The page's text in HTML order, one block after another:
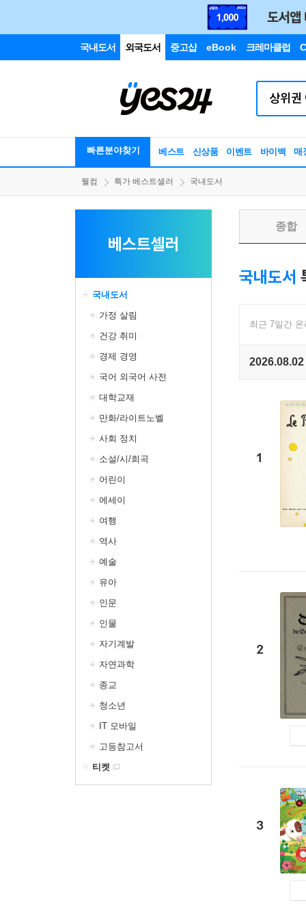
국내도서 외국도서 중고샵 eBook 크레마클럽
빠른분야찾기 베스트 신상품 이벤트 바이백 매
웰컴 특가 베스트셀러 국내도서
베스트셀러
국내도서
가정 살림
건강 취미
경제 경영
국어 외국어 사전
대학교재
만화/라이트노벨
사회 정치
소설/시/희곡
어린이
에세이
여행
역사
예술
유아
인문
인물
자기계발
자연과학
종교
청소년
IT 모바일
고등참고서
티켓
종합
국내도서
최근 7일간
1
2
3